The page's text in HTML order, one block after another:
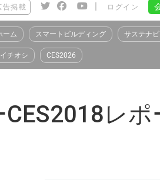
告掲載 | ログイン
ーム スマートビルディング サステナ
イチオシ CES2026
レポ